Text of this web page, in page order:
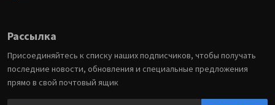
Рассылка
Присоединяйтесь к списку наших подписчиков, чтобы получать
последние новости, обновления и специальные предложения
прямо в свой почтовый ящик